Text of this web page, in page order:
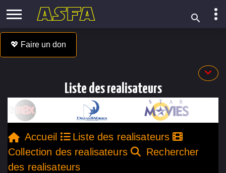
💖 Faire un don
Liste des realisateurs
Accueil
Liste des realisateurs
Collection des realisateurs
Rechercher
des realisateurs